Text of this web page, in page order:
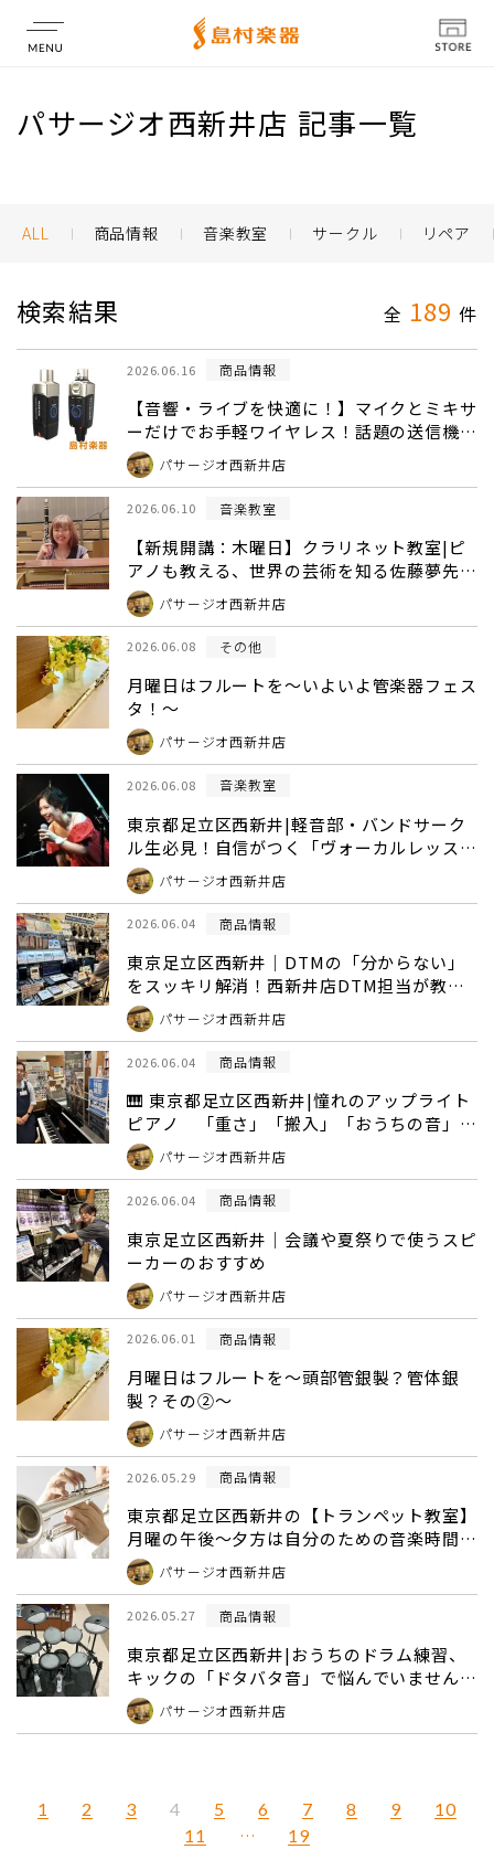
店舗情報
パサージオ西新井店 記事一覧
ALL 商品情報 音楽教室 サークル リペア
検索結果 全 189 件
2026.06.16 商品情報
【音響・ライブを快適に！】マイクとミキサ
ーだけでお手軽ワイヤレス！話題の送信機＆
受信機セット【XV-U3】を島村楽器 パサー
ジオ西新井店で体験しよう！
パサージオ西新井店
2026.06.10 音楽教室
【新規開講：木曜日】クラリネット教室|ピ
アノも教える、世界の芸術を知る佐藤夢先生
のハイブリッド音楽レッスンスンレッスンス
タート！|東京足立区西新井
パサージオ西新井店
2026.06.08 その他
月曜日はフルートを～いよいよ管楽器フェス
タ！～
パサージオ西新井店
2026.06.08 音楽教室
東京都足立区西新井|軽音部・バンドサーク
ル生必見！自信がつく「ヴォーカルレッス
ン」でステージを沸かせよう♪
パサージオ西新井店
2026.06.04 商品情報
東京足立区西新井｜DTMの「分からない」
をスッキリ解消！西新井店DTM担当が教え
る失敗しない機材選び
パサージオ西新井店
2026.06.04 商品情報
🎹 東京都足立区西新井|憧れのアップライト
ピアノ 「重さ」「搬入」「おうちの音」の
心配をスッキリ解決
パサージオ西新井店
2026.06.04 商品情報
東京足立区西新井｜会議や夏祭りで使うスピ
ーカーのおすすめ
パサージオ西新井店
2026.06.01 商品情報
月曜日はフルートを～頭部管銀製？管体銀
製？その②～
パサージオ西新井店
2026.05.29 商品情報
東京都足立区西新井の【トランペット教室】
月曜の午後〜夕方は自分のための音楽時間！
学生さんから大人の方まで大歓迎
パサージオ西新井店
2026.05.27 商品情報
東京都足立区西新井|おうちのドラム練習、
キックの「ドタバタ音」で悩んでいません
か？ パサージオ西新井店
1 2 3 4 5 6 7 8 9
10
11
… 19